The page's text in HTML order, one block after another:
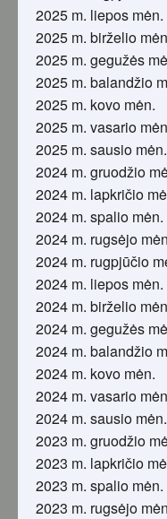
2025 m. liepos mėn.
2025 m. birželio
2025 m. gegužės
2025 m. balandžio
2025 m. kovo mėn.
2025 m. vasario
2025 m. sausio mėn.
2024 m. gruodžio
2024 m. lapkričio
2024 m. spalio mėn.
2024 m. rugsėjo
2024 m. rugpjūčio
2024 m. liepos mėn.
2024 m. birželio
2024 m. gegužės
2024 m. balandžio
2024 m. kovo mėn.
2024 m. vasario
2024 m. sausio mėn.
2023 m. gruodžio
2023 m. lapkričio
2023 m. spalio mėn.
2023 m. rugsėjo